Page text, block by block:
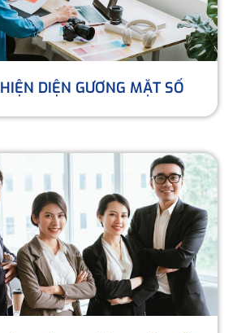
HIỆN DIỆN GƯƠNG MẶT SỐ